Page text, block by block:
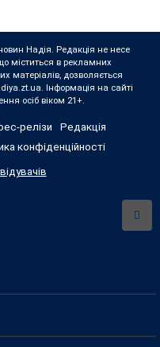
Надія. Редакція не несе
міститься в рекламних
матеріалів, дозволяється
Інформація на сайті
осіб віком 21+.
релізи
Редакція
конфіденційності